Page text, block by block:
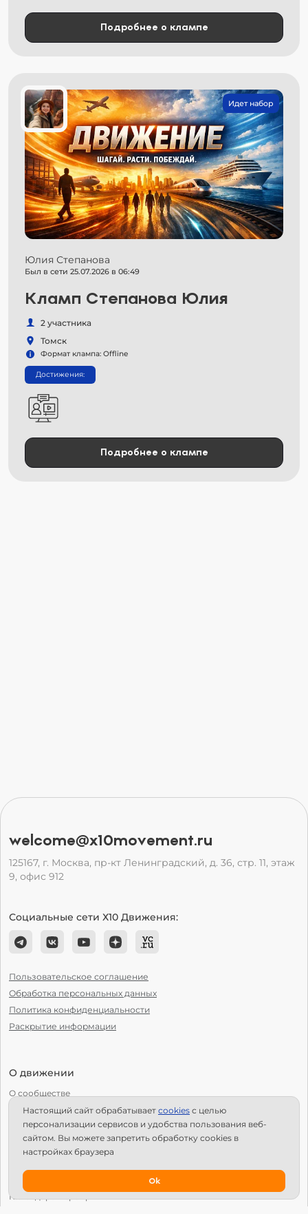
Подробнее о клампе
Идет набор
Юлия Степанова
Был в сети 25.07.2026 в 06:49
Кламп Степанова Юлия
2 участника
Томск
Формат клампа: Offline
Достижения:
Подробнее о клампе
welcome@x10movement.ru
125167, г. Москва, пр-кт Ленинградский, д. 36, стр. 11, этаж
9, офис 912
Социальные сети Х10 Движения:
Пользовательское соглашение
Обработка персональных данных
Политика конфиденциальности
Раскрытие информации
О движении
О сообществе
С чего начать?
Структура Х10
Как стать региональным лидером?
Календарь мероприятий
Настоящий сайт обрабатывает сookies с целью
персонализации сервисов и удобства пользования веб-
сайтом. Вы можете запретить обработку сookies в
настройках браузера
Ok